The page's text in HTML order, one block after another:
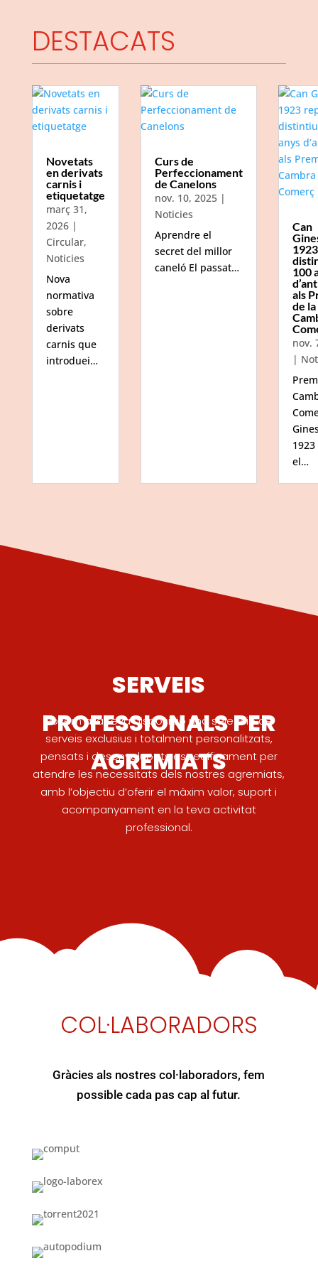
DESTACATS
Novetats
en derivats
carnis i
etiquetatge
març 31,
2026|
Circular,
Noticies
Nova
normativa
sobre
derivats
carnis que
introduei…
Curs de
Perfeccionament
de Canelons
nov. 10, 2025|
Noticies
Aprendre el
secret del millor
caneló El passat…
Can
100
als
de la
nov.
|
el…
SERVEIS
PROFESSIONALS PER
AGREMIATS
Posem a la teva disposició una selecció de
serveis exclusius i totalment personalitzats,
pensats i desenvolupats específicament per
atendre les necessitats dels nostres agremiats,
amb l’objectiu d’oferir el màxim valor, suport i
acompanyament en la teva activitat
professional.
COL·LABORADORS
Gràcies als nostres col·laboradors, fem
possible cada pas cap al futur.